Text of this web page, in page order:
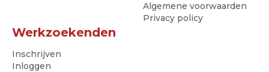
Algemene voorwaarden
Privacy policy
Werkzoekenden
Inschrijven
Inloggen